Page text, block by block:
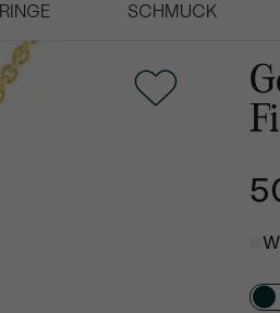
SCHMUCK